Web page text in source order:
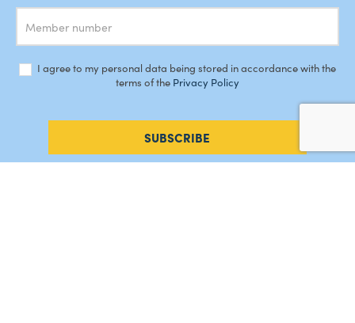
I agree to my personal data being stored in accordance with the
terms of the Privacy Policy
SUBSCRIBE